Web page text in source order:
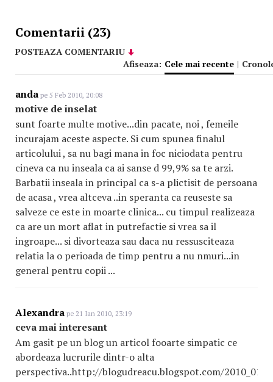
Comentarii (23)
POSTEAZA COMENTARIU
Afiseaza: Cele mai recente |
anda pe 5 Feb 2010, 20:08
motive de inselat
sunt foarte multe motive...din pacate, noi , femeile
incurajam aceste aspecte. Si cum spunea finalul
articolului , sa nu bagi mana in foc niciodata pentru
cineva ca nu inseala ca ai sanse d 99,9% sa te arzi.
Barbatii inseala in principal ca s-a plictisit de persoana
de acasa , vrea altceva ..in speranta ca reuseste sa
salveze ce este in moarte clinica... cu timpul realizeaza
ca are un mort aflat in putrefactie si vrea sa il
ingroape... si divorteaza sau daca nu ressusciteaza
relatia la o perioada de timp pentru a nu nmuri...in
general pentru copii ...
Alexandra pe 21 Ian 2010, 23:19
ceva mai interesant
Am gasit pe un blog un articol fooarte simpatic ce
abordeaza lucrurile dintr-o alta
perspectiva..http://blogudreacu.blogspot.com/